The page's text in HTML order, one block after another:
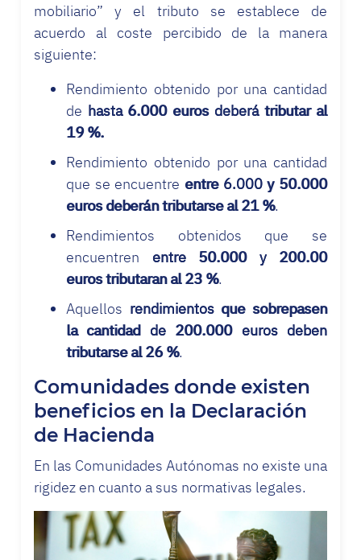
mobiliario” y el tributo se establece de
acuerdo al coste percibido de la manera
siguiente:
Rendimiento obtenido por una cantidad
de hasta 6.000 euros deberá tributar al
19 %.
Rendimiento obtenido por una cantidad
que se encuentre entre 6.000 y 50.000
euros deberán tributarse al 21 %.
Rendimientos obtenidos que se
encuentren entre 50.000 y 200.00
euros tributaran al 23 %.
Aquellos rendimientos que sobrepasen
la cantidad de 200.000 euros deben
tributarse al 26 %.
Comunidades donde existen
beneficios en la Declaración
de Hacienda
En las Comunidades Autónomas no existe una
rigidez en cuanto a sus normativas legales.